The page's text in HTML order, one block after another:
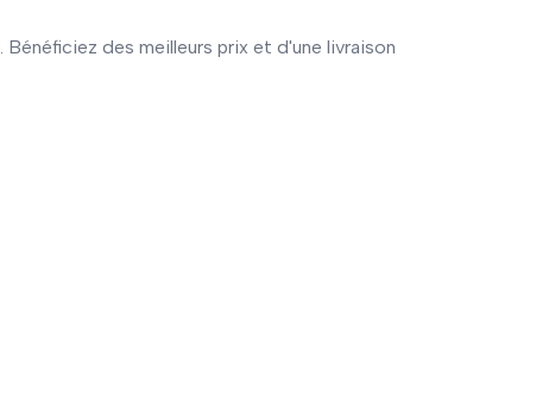
. Bénéficiez des meilleurs prix et d'une livraison